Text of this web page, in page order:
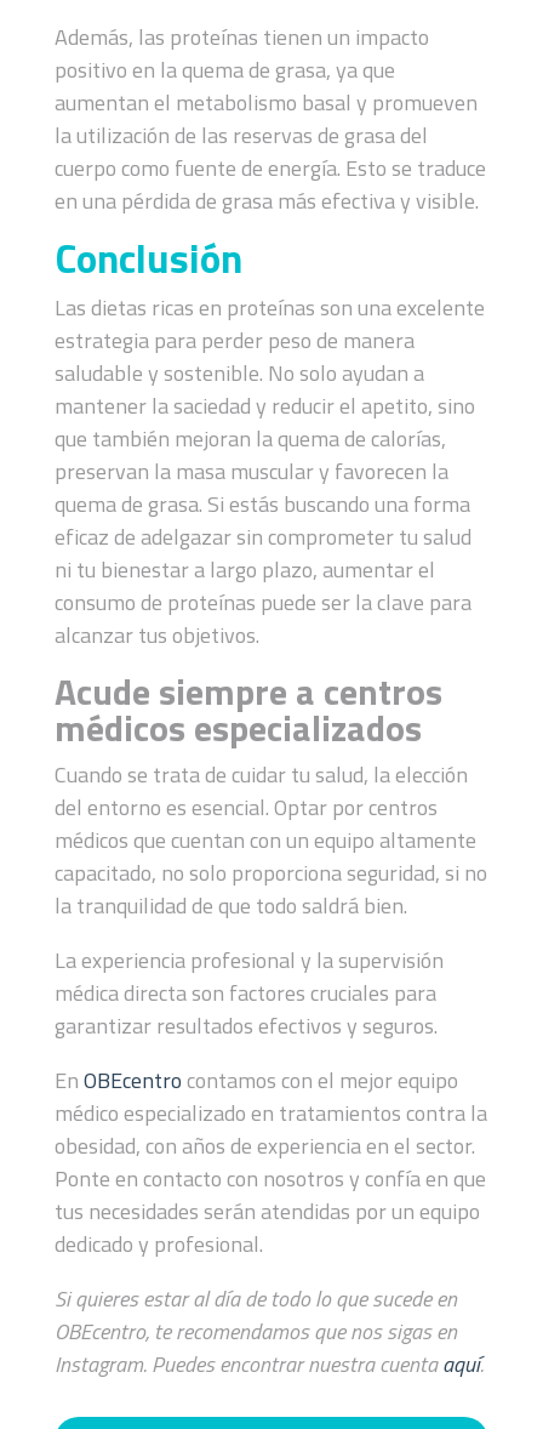
Además, las proteínas tienen un impacto
positivo en la quema de grasa, ya que
aumentan el metabolismo basal y promueven
la utilización de las reservas de grasa del
cuerpo como fuente de energía. Esto se traduce
en una pérdida de grasa más efectiva y visible.
Conclusión
Las dietas ricas en proteínas son una excelente
estrategia para perder peso de manera
saludable y sostenible. No solo ayudan a
mantener la saciedad y reducir el apetito, sino
que también mejoran la quema de calorías,
preservan la masa muscular y favorecen la
quema de grasa. Si estás buscando una forma
eficaz de adelgazar sin comprometer tu salud
ni tu bienestar a largo plazo, aumentar el
consumo de proteínas puede ser la clave para
alcanzar tus objetivos.
Acude siempre a centros
médicos especializados
Cuando se trata de cuidar tu salud, la elección
del entorno es esencial. Optar por centros
médicos que cuentan con un equipo altamente
capacitado, no solo proporciona seguridad, si no
la tranquilidad de que todo saldrá bien.
La experiencia profesional y la supervisión
médica directa son factores cruciales para
garantizar resultados efectivos y seguros.
EnOBEcentrocontamos con el mejor equipo
médico especializado en tratamientos contra la
obesidad, con años de experiencia en el sector.
Ponte en contacto con nosotros y confía en que
tus necesidades serán atendidas por un equipo
dedicado y profesional.
Si quieres estar al día de todo lo que sucede en
OBEcentro, te recomendamos que nos sigas en
Instagram. Puedes encontrar nuestra cuentaaquí.